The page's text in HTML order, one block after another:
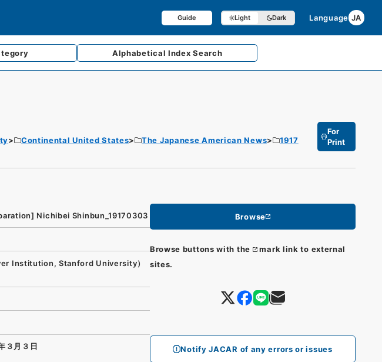
Guide Light Dark Language JA
AlphabeticalIndex Search
Continental United States The Japanese American News
1917
For
Print
Browse
Browse buttons with the
mark link to external
sites.
Notify JACAR of any errors or issues
Nichibei Shinbun_19170303
Institution, Stanford University）
３月３日